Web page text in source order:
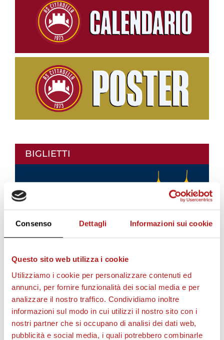
Consenso Dettagli Informazioni sui cookie
Questo sito web utilizza i cookie
Utilizziamo i cookie per personalizzare contenuti ed
annunci, per fornire funzionalità dei social media e per
analizzare il nostro traffico. Condividiamo inoltre
informazioni sul modo in cui utilizzi il nostro sito con i
nostri partner che si occupano di analisi dei dati web,
pubblicità e social media, i quali potrebbero combinarle
BIGLIETTI
AS CITTADELLA STORE